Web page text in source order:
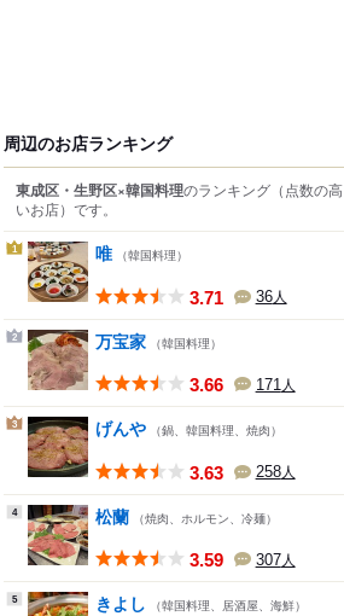
周辺のお店ランキング
東成区・生野区×韓国料理のランキング （点数の高
いお店） です。
1 唯 （韓国料理）
3.71 36人
2 万宝家 （韓国料理）
3.66 171 人
3 げんや （鍋、韓国料理、焼肉）
3.63 258人
4 松蘭 （焼肉、ホルモン、冷麺）
3.59 307人
5 きよし （韓国料理、居酒屋、海鮮）